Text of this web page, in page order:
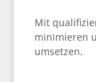
Mit
minimieren
umsetzen.